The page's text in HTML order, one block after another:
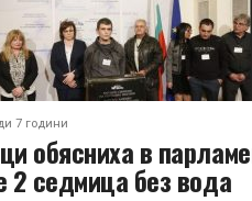
7 години
обясниха в
2 седмица без вода